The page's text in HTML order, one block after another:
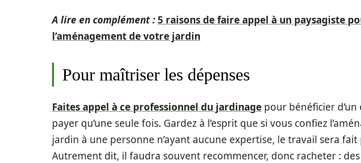
A lire en complément : 5 raisons de faire appel à un paysagiste
l’aménagement de votre jardin
Pour maîtriser les dépenses
Faites appel à ce professionnel du jardinage pour bénéficier
payer qu’une seule fois. Gardez à l’esprit que si vous confiez
jardin à une personne n’ayant aucune expertise, le travail sera
Autrement dit, il faudra souvent recommencer, donc racheter :